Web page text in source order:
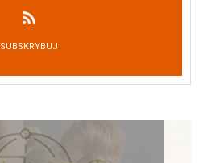
SUBSKRYBUJ